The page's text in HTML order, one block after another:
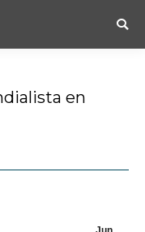
en